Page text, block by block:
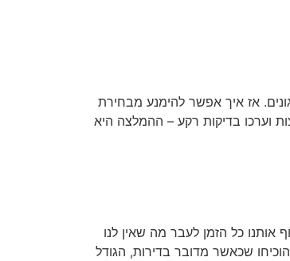
אז איך אפשר להימנע מבחירת
וערכו בדיקות רקע – ההמלצה היא
כל הזמן לעבר מה שאין לנו
שכאשר מדובר בדירות, הגודל